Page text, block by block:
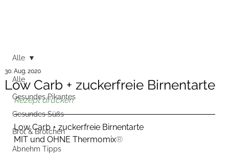
Alle
Gesundes Pikantes
Gesundes Süßs
Brot & Brötchen
Abnehm Tipps
Alle
Low Carb + zuckerfreie Birnentarte
30. Aug. 2020
Rezept drucken
Low Carb + zuckerfreie Birnentarte
MIT und OHNE Thermomix®